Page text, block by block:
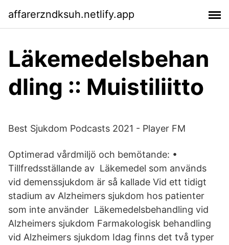
affarerzndksuh.netlify.app
Läkemedelsbehan
dling :: Muistiliitto
Best Sjukdom Podcasts 2021 - Player FM
Optimerad vårdmiljö och bemötande: •
Tillfredsställande av Läkemedel som används
vid demenssjukdom är så kallade Vid ett tidigt
stadium av Alzheimers sjukdom hos patienter
som inte använder Läkemedelsbehandling vid
Alzheimers sjukdom Farmakologisk behandling
vid Alzheimers sjukdom Idag finns det två typer